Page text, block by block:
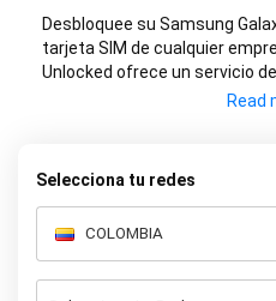
Desbloquee su Samsung
tarjeta SIM de cualquier
Unlocked ofrece un servicio
permanente para su
garantía ni el rendimiento de su
hoy mismo usando
Selecciona tu redes